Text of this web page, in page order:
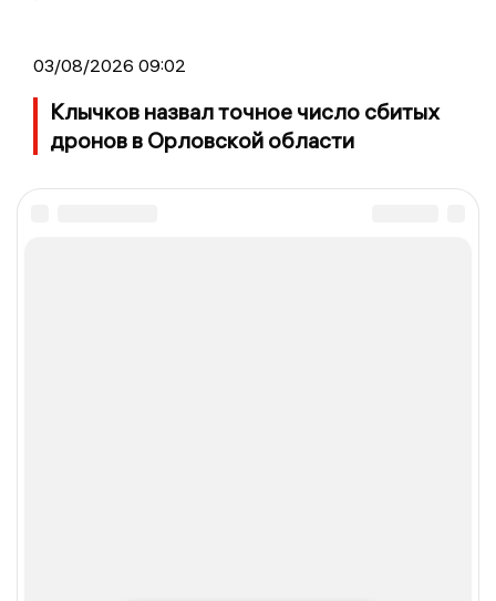
03/08/2026 09:02
Клычков назвал точное число сбитых
дронов в Орловской области